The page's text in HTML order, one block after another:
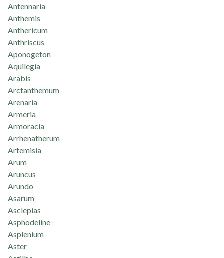
Antennaria
Anthemis
Anthericum
Anthriscus
Aponogeton
Aquilegia
Arabis
Arctanthemum
Arenaria
Armeria
Armoracia
Arrhenatherum
Artemisia
Arum
Aruncus
Arundo
Asarum
Asclepias
Asphodeline
Asplenium
Aster